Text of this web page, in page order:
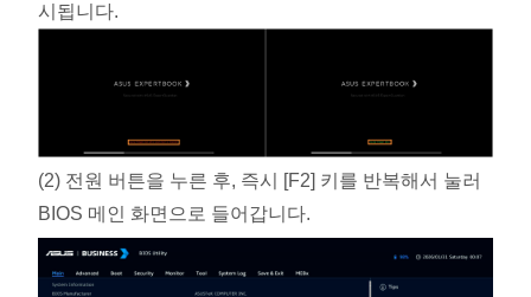
시됩니다.
(2) 전원 버튼을 누른 후, 즉시 [F2] 키를 반복해서 눌러
BIOS 메인 화면으로 들어갑니다.